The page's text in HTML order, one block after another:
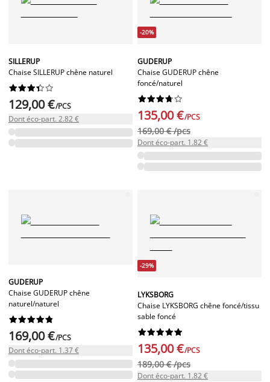
SILLERUP
Chaise SILLERUP chêne naturel






129,00 €/PCS
Dont éco-part. 2.82 €
-20%
GUDERUP
Chaise GUDERUP chêne
foncé/naturel






135,00 €/PCS
169,00 € /pcs
Dont éco-part. 1.82 €
GUDERUP
Chaise GUDERUP chêne
naturel/naturel






169,00 €/PCS
Dont éco-part. 1.37 €
-29%
LYKSBORG
Chaise LYKSBORG chêne foncé/tissu
sable foncé






135,00 €/PCS
189,00 € /pcs
Dont éco-part. 1.82 €